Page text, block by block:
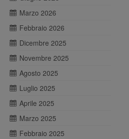
Marzo 2026
Febbraio 2026
Dicembre 2025
Novembre 2025
Agosto 2025
Luglio 2025
Aprile 2025
Marzo 2025
Febbraio 2025